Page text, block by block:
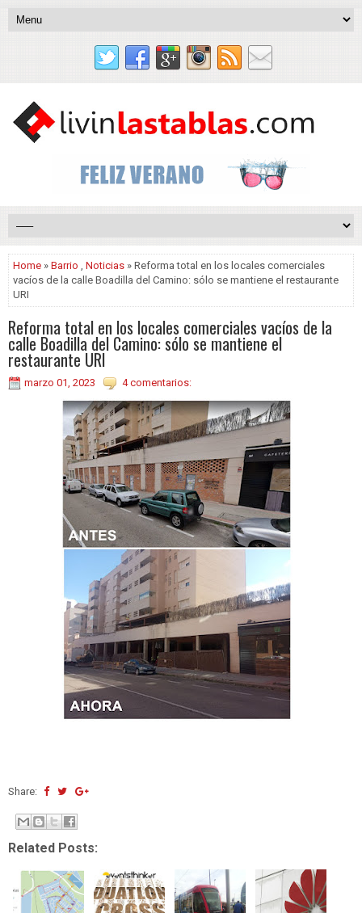
Home » Barrio , Noticias » Reforma total en los locales comerciales
vacíos de la calle Boadilla del Camino: sólo se mantiene el restaurante
URI
Reforma total en los locales comerciales vacíos de la
calle Boadilla del Camino: sólo se mantiene el
restaurante URI
marzo 01, 2023 4 comentarios:
Share:
Related Posts: